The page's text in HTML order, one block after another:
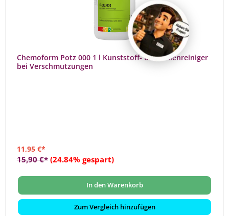
Chemoform Potz 000 1 l Kunststoff‑ und Folienreiniger
bei Verschmutzungen
11,95 €*
15,90 €* (24.84% gespart)
In den Warenkorb
Zum Vergleich hinzufügen